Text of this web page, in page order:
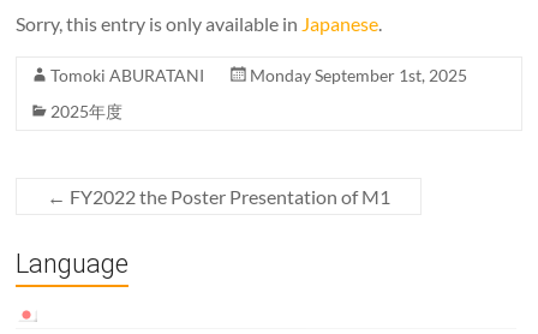
Sorry, this entry is only available in Japanese.
Tomoki ABURATANI
Monday September 1st, 2025
2025年度
← FY2022 the Poster Presentation of M1
Language